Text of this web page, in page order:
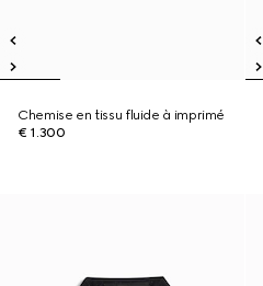
Chemise en tissu fluide à imprimé
€ 1.300